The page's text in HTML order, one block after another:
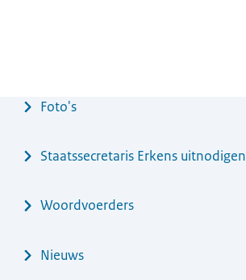
MenuFoto's
Staatssecretaris Erkens uitnodigen
Woordvoerders
Nieuws